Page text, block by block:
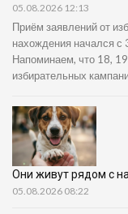
05.08.2026 12:13
Приём заявлений от
нахождения начался с
Напоминаем, что 18,
избирательных
Они живут рядом с
05.08.2026 08:22